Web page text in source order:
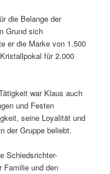
die Belange der
Grund sich
er die Marke von 1.500
für 2.000
war Klaus auch
und Festen
seine Loyalität und
der Gruppe beliebt.
Schiedsrichter-
Familie und den